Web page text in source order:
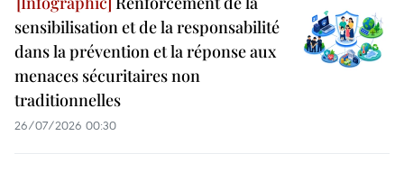
sensibilisation et de la responsabilité
dans la prévention et la réponse aux
menaces sécuritaires non
traditionnelles
26/07/2026 00:30